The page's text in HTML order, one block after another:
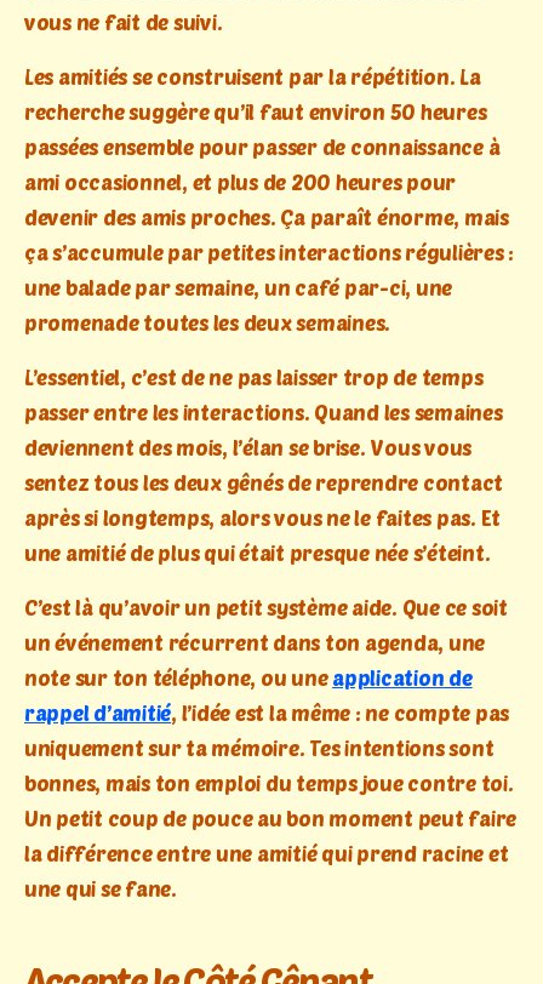
vous ne fait de suivi.
Les amitiés se construisent par la répétition. La
recherche suggère qu’il faut environ 50 heures
passées ensemble pour passer de connaissance à
ami occasionnel, et plus de 200 heures pour
devenir des amis proches. Ça paraît énorme, mais
ça s’accumule par petites interactions régulières :
une balade par semaine, un café par-ci, une
promenade toutes les deux semaines.
L’essentiel, c’est de ne pas laisser trop de temps
passer entre les interactions. Quand les semaines
deviennent des mois, l’élan se brise. Vous vous
sentez tous les deux gênés de reprendre contact
après si longtemps, alors vous ne le faites pas. Et
une amitié de plus qui était presque née s’éteint.
C’est là qu’avoir un petit système aide. Que ce soit
un événement récurrent dans ton agenda, une
note sur ton téléphone, ou une application de
rappel d’amitié, l’idée est la même : ne compte pas
uniquement sur ta mémoire. Tes intentions sont
bonnes, mais ton emploi du temps joue contre toi.
Un petit coup de pouce au bon moment peut faire
la différence entre une amitié qui prend racine et
une qui se fane.